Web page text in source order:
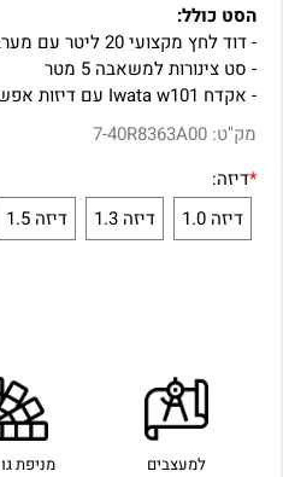
הסט כולל:
- דוד לחץ מקצועי 20 ליטר עם מערבל AEROPRO
- סט צינורות למשאבה 5 מטר
- אקדח Iwata w101 עם דיזות אפשריות לבחירה 1.0 או 1.3 או 1.5
מק"ט: 7-40R8363A00
*דיזה:
דיזה 1.0
דיזה 1.3 דיזה 1.5
למעצבים מניפת